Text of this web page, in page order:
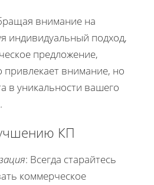
внимание на
индивидуальный подход,
предложение,
привлекает внимание, но
в уникальности вашего
КП
: Всегда старайтесь
коммерческое